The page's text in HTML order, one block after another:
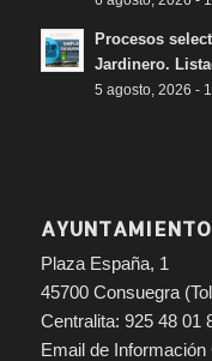
Procesos
Jardinero.
5 agosto, 2026 -
Plaza España, 1
45700 Consuegra
Centralita: 925 48 01
Email de Información